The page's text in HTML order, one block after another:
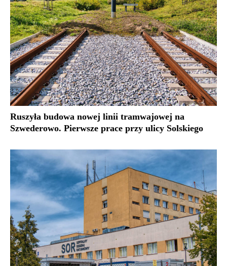
Ruszyła budowa nowej linii tramwajowej na
Szwederowo. Pierwsze prace przy ulicy Solskiego